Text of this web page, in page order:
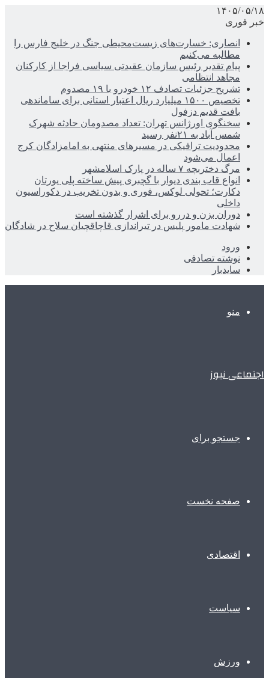
۱۴۰۵/۰۵/۱۸
خبر فوری
انصاری: خسارت‌های زیست‌محیطی جنگ در خلیج فارس را
مطالبه‌ می‌کنیم
پیام تقدیر رئیس سازمان عقیدتی سیاسی فراجا از کارکنان
مجاهد انتظامی
تشریح جزئیات تصادف ۱۲ خودرو با ۱۹ مصدوم
تخصیص ۱۵۰۰ میلیارد ریال اعتبار استانی برای ساماندهی
بافت قدیم دزفول
سخنگوی اورژانس تهران: تعداد مصدومان حادثه شهرک
شمس آباد به ۲۱نفر رسید
محدودیت ترافیکی در مسیرهای منتهی به امامزادگان کرج
اعمال می‌شود
مرگ دختربچه ۷ ساله در پارک اسلامشهر
انواع قاب بندی دیوار با گچبری پیش ساخته پلی یورتان
دکارت؛ تحولی لوکس، فوری و بدون تخریب در دکوراسیون
داخلی
دوران بزن و دررو برای اشرار گذشته است
شهادت مامور پلیس در تیراندازی قاچاقچیان سلاح در شادگان
ورود
نوشته تصادفی
سایدبار
منو
اجتماعی نیوز
جستجو برای
صفحه نخست
اقتصادی
سیاست
ورزش